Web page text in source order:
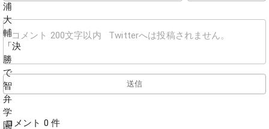
送信
コメント 0 件